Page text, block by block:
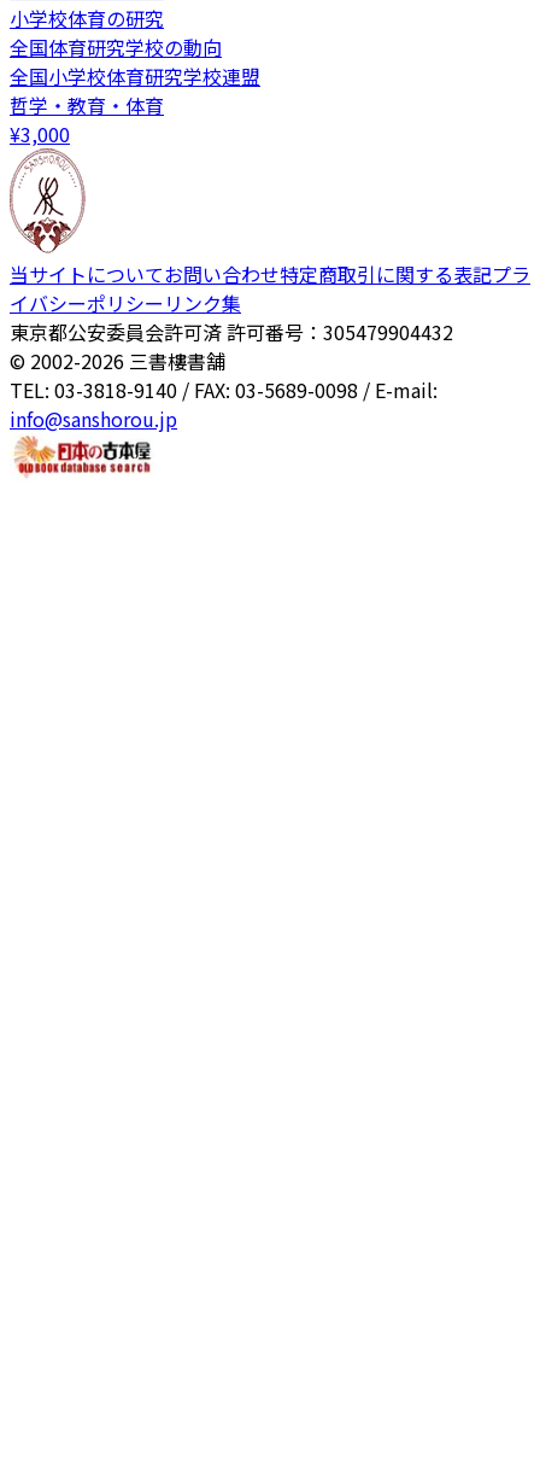
小学校体育の研究
全国体育研究学校の動向
全国小学校体育研究学校連盟
哲学・教育・体育
¥3,000
当サイトについてお問い合わせ特定商取引に関する表記プラ
イバシーポリシー リンク集
東京都公安委員会許可済 許可番号：305479904432
© 2002-2026 三書樓書舗
TEL: 03-3818-9140 / FAX: 03-5689-0098 / E-mail:
info@sanshorou.jp